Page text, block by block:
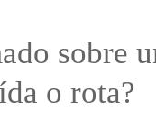
sobre
o rota?